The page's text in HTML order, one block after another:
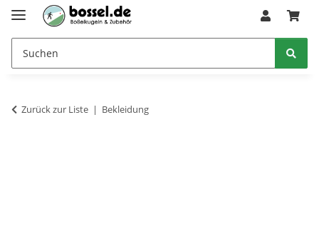
Zurück zur Liste Bekleidung